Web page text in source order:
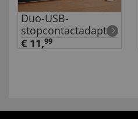
Duo-USB-
stopcontactadapter
€ 11,99